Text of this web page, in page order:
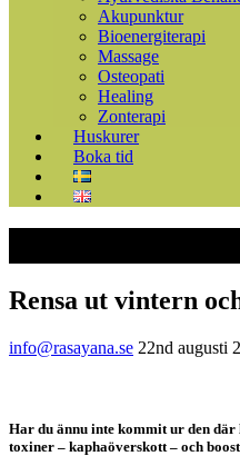
Akupunktur
Bioenergiterapi
Massage
Osteopati
Healing
Zonterapi
Huskurer
Boka tid
Rensa ut vintern
info@rasayana.se 22nd augusti
Har du ännu inte kommit ur den
toxiner – kaphaöverskott – och